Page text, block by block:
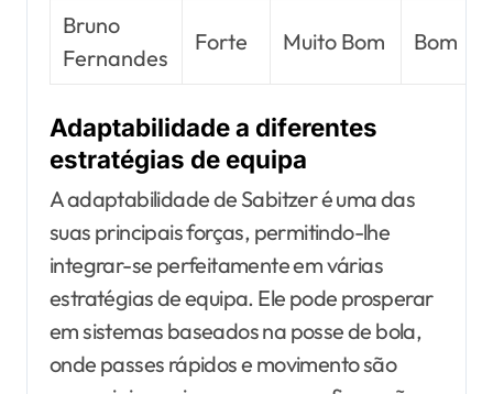
Bruno
Fernandes
Forte Muito Bom Bom
Adaptabilidade a diferentes
estratégias de equipa
A adaptabilidade de Sabitzer é uma das
suas principais forças, permitindo-lhe
integrar-se perfeitamente em várias
estratégias de equipa. Ele pode prosperar
em sistemas baseados na posse de bola,
onde passes rápidos e movimento são